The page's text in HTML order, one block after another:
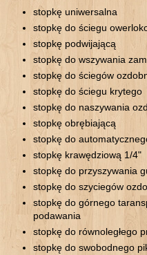
stopkę uniwersalna
stopkę do ściegu
stopkę podwijającą
stopkę do wszywania
stopkę do ściegów
stopkę do ściegu krytego
stopkę do naszywania
stopkę obrębiającą
stopkę do
stopkę krawędziową 1/4"
stopkę do przyszywania
stopkę do szyciegów
stopkę do górnego
podawania
stopkę do równoległego
stopkę do swobodnego